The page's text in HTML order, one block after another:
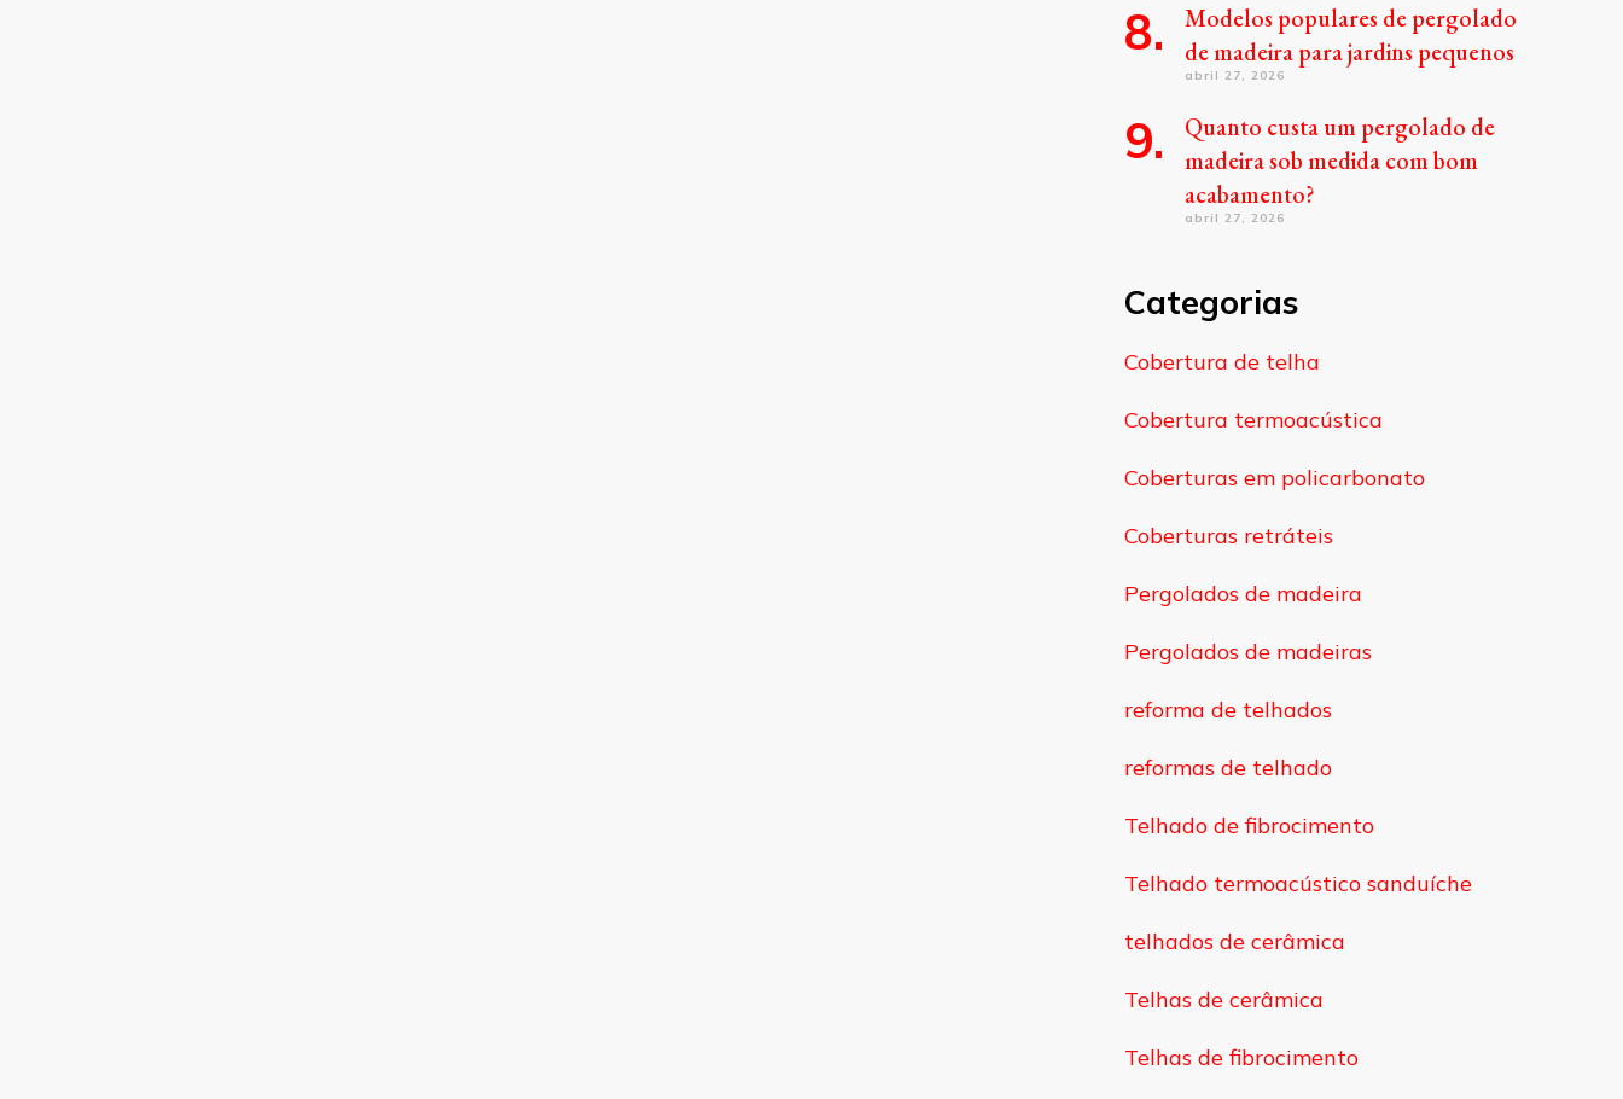
Modelos populares de pergolado
de madeira para jardins pequenos
abril 27, 2026
Quanto custa um pergolado de
madeira sob medida com bom
acabamento?
abril 27, 2026
Categorias
Cobertura de telha
Cobertura termoacústica
Coberturas em policarbonato
Coberturas retráteis
Pergolados de madeira
Pergolados de madeiras
reforma de telhados
reformas de telhado
Telhado de fibrocimento
Telhado termoacústico sanduíche
telhados de cerâmica
Telhas de cerâmica
Telhas de fibrocimento